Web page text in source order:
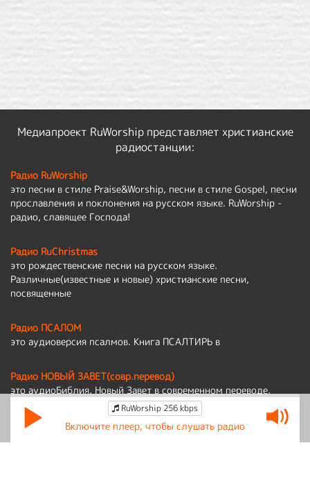
Медиапроект RuWorship представляет христианские
радиостанции:
Радио RuWorship
это песни в стиле Praise&Worship, песни в стиле Gospel, песни
прославления и поклонения на русском языке. RuWorship -
радио, славящее Господа!
Радио RuChristmas
это рождественские песни на русском языке.
Различные(известные и новые) христианские песни,
посвященные
Радио ПСАЛОМ
это аудиоверсия псалмов. Книга ПСАЛТИРЬ в
Радио НОВЫЙ ЗАВЕТ(совр.перевод)
это аудиоБиблия, Новый Завет в современном переводе.
Политика обработки персональных данных
RuWorship 256 kbps
Включите плеер, чтобы слушать радио